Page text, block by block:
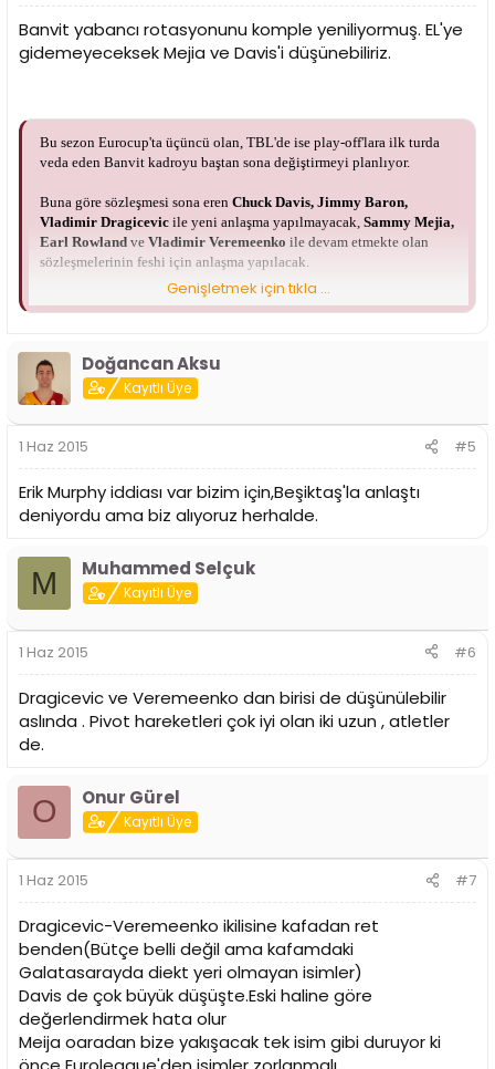
Banvit yabancı rotasyonunu komple yeniliyormuş. EL'ye
gidemeyeceksek Mejia ve Davis'i düşünebiliriz.
Bu sezon Eurocup'ta üçüncü olan, TBL'de ise play-off'lara ilk turda
veda eden Banvit kadroyu baştan sona değiştirmeyi planlıyor.
Buna göre sözleşmesi sona eren Chuck Davis, Jimmy Baron,
Vladimir Dragicevic ile yeni anlaşma yapılmayacak, Sammy Mejia,
Earl Rowland ve Vladimir Veremeenko ile devam etmekte olan
sözleşmelerinin feshi için anlaşma yapılacak.
Şafak Edgeve Fenerbahçe Ülker'den kiralık gelenBerkay Candan'ın
Simmonsile yerli kadroyu oluşturacak olan Banvit koç
Ernak
ile devam edecek, kadroyu 5 veya 6 yabancıyla takviye
edecek.
Genişletmek için tıkla ...
Doğancan Aksu
Kayıtlı Üye
1 Haz 2015 #5
Erik Murphy iddiası var bizim için,Beşiktaş'la anlaştı
deniyordu ama biz alıyoruz herhalde.
M Muhammed Selçuk
Kayıtlı Üye
1 Haz 2015 #6
Dragicevic ve Veremeenko dan birisi de düşünülebilir
aslında . Pivot hareketleri çok iyi olan iki uzun , atletler
de.
O Onur Gürel
Kayıtlı Üye
1 Haz 2015 #7
Dragicevic-Veremeenko ikilisine kafadan ret
benden(Bütçe belli değil ama kafamdaki
Galatasarayda diekt yeri olmayan isimler)
Davis de çok büyük düşüşte.Eski haline göre
değerlendirmek hata olur
Meija oaradan bize yakışacak tek isim gibi duruyor ki